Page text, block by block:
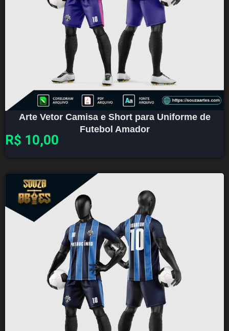
Arte Vetor Camisa e Short para Uniforme de
Futebol Amador
R$ 10,00